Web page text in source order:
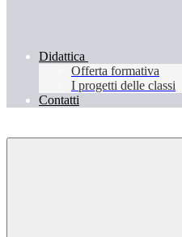
Didattica
Offerta formativa
I progetti delle classi
Contatti